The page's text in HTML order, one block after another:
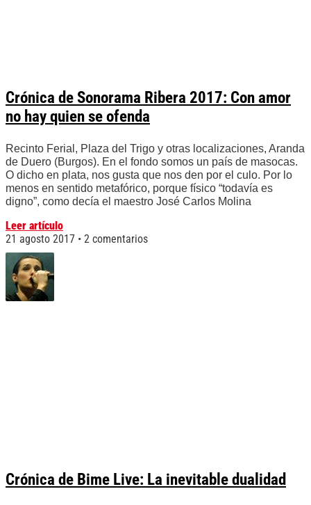
Crónica de Sonorama Ribera 2017: Con amor
no hay quien se ofenda
Recinto Ferial, Plaza del Trigo y otras localizaciones, Aranda
de Duero (Burgos). En el fondo somos un país de masocas.
O dicho en plata, nos gusta que nos den por el culo. Por lo
menos en sentido metafórico, porque físico “todavía es
digno”, como decía el maestro José Carlos Molina
Leer artículo
21 agosto 2017
2 comentarios
Crónica de Bime Live: La inevitable dualidad